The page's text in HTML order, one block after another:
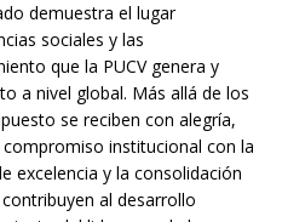
demuestra el lugar
sociales y las
que la PUCV genera y
a nivel global. Más allá de los
se reciben con alegría,
institucional con la
excelencia y la consolidación
al desarrollo